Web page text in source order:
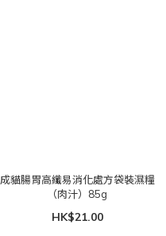
成貓腸胃高纖易消化處方袋裝濕糧
（肉汁）85g
HK$21.00